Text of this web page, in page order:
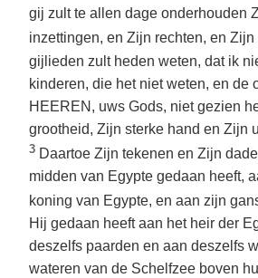
gij zult te allen dage onderhouden
inzettingen, en Zijn rechten, en Zijn
gijlieden zult heden weten, dat ik
kinderen, die het niet weten, en de
HEEREN, uws Gods, niet gezien
grootheid, Zijn sterke hand en Zijn
3 Daartoe Zijn tekenen en Zijn
midden van Egypte gedaan heeft,
koning van Egypte, en aan zijn
Hij gedaan heeft aan het heir der
deszelfs paarden en aan deszelfs
wateren van de Schelfzee boven